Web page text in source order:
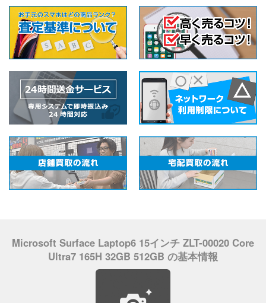
Microsoft Surface Laptop6 15インチ ZLT-00020 Core
Ultra7 165H 32GB 512GB の基本情報